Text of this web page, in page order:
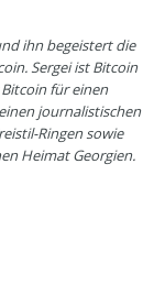
ihn begeistert die
Sergei ist Bitcoin
für einen
journalistischen
Ringen sowie
Heimat Georgien.